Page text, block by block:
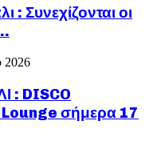
Συνεχίζονται οι
2026
: DISCO
Lounge σήμερα 17